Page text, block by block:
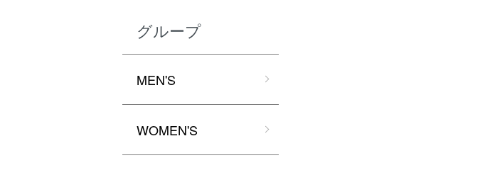
グループ
MEN'S
WOMEN'S